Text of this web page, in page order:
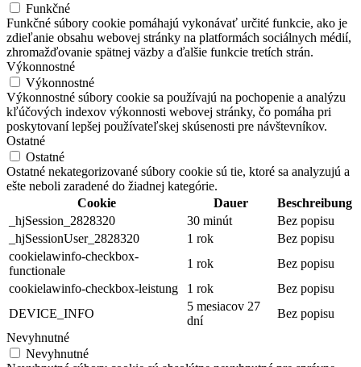
Funkčné
Funkčné súbory cookie pomáhajú vykonávať určité funkcie, ako je
zdieľanie obsahu webovej stránky na platformách sociálnych médií,
zhromažďovanie spätnej väzby a ďalšie funkcie tretích strán.
Výkonnostné
Výkonnostné
Výkonnostné súbory cookie sa používajú na pochopenie a analýzu
kľúčových indexov výkonnosti webovej stránky, čo pomáha pri
poskytovaní lepšej používateľskej skúsenosti pre návštevníkov.
Ostatné
Ostatné
Ostatné nekategorizované súbory cookie sú tie, ktoré sa analyzujú a
ešte neboli zaradené do žiadnej kategórie.
Cookie
Dauer
Beschreibung
_hjSession_2828320
30 minút
Bez popisu
_hjSessionUser_2828320
1 rok
Bez popisu
cookielawinfo-checkbox-
functionale
1 rok
Bez popisu
cookielawinfo-checkbox-leistung
1 rok
Bez popisu
DEVICE_INFO
5 mesiacov 27
dní
Bez popisu
Nevyhnutné
Nevyhnutné